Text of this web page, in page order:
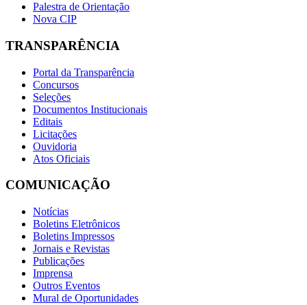
Palestra de Orientação
Nova CIP
TRANSPARÊNCIA
Portal da Transparência
Concursos
Seleções
Documentos Institucionais
Editais
Licitações
Ouvidoria
Atos Oficiais
COMUNICAÇÃO
Notícias
Boletins Eletrônicos
Boletins Impressos
Jornais e Revistas
Publicações
Imprensa
Outros Eventos
Mural de Oportunidades